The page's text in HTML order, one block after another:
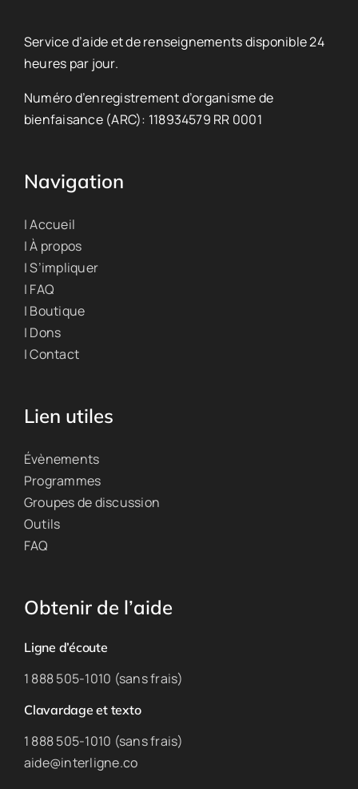
Service d’aide et de renseignements disponible 24
heures par jour.
Numéro d’enregistrement d’organisme de
bienfaisance (ARC): 118934579 RR 0001
Navigation
| Accueil
| À propos
| S’impliquer
| FAQ
| Boutique
| Dons
| Contact
Lien utiles
Évènements
Programmes
Groupes de discussion
Outils
FAQ
Obtenir de l’aide
Ligne d’écoute
1 888 505-1010 (sans frais)
Clavardage et texto
1 888 505-1010 (sans frais)
aide@interligne.co